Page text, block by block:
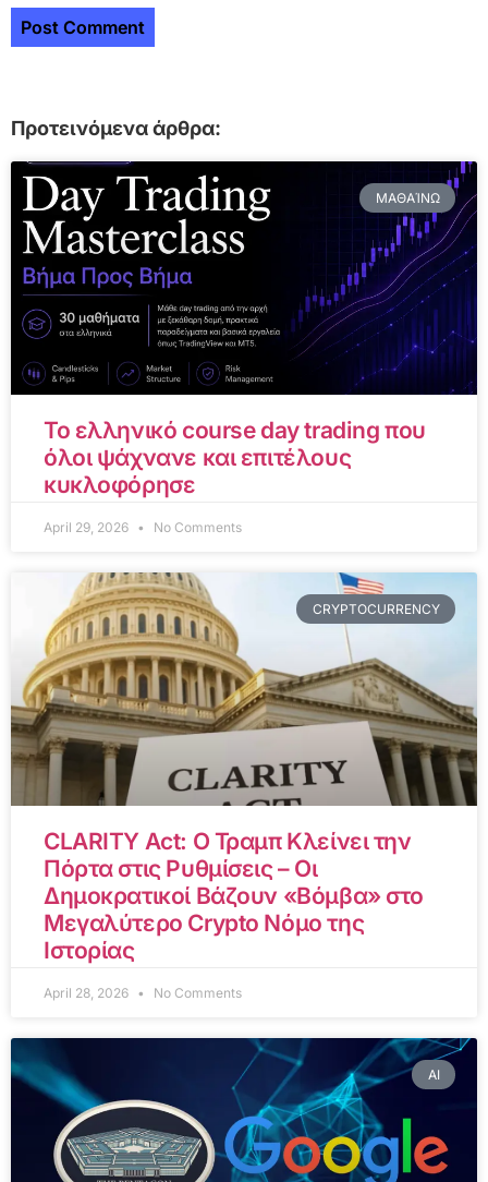
Προτεινόμενα άρθρα:
ΜΑΘΑΊΝΩ
Το ελληνικό course day trading που
όλοι ψάχνανε και επιτέλους
κυκλοφόρησε
April 29, 2026 No Comments
CRYPTOCURRENCY
CLARITY Act: Ο Τραμπ Κλείνει την
Πόρτα στις Ρυθμίσεις – Οι
Δημοκρατικοί Βάζουν «Βόμβα» στο
Μεγαλύτερο Crypto Νόμο της
Ιστορίας
April 28, 2026 No Comments
AI